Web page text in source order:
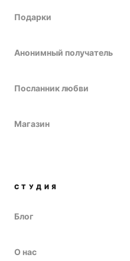
Подарки
Анонимный получатель
Посланник любви
Магазин
СТУДИЯ
Блог
О нас